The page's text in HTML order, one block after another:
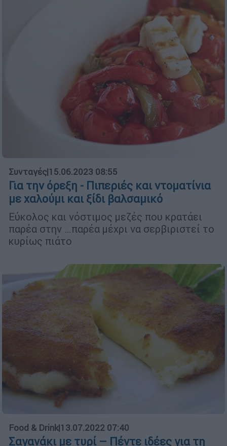
Συνταγές|15.06.2023 08:55
Για την όρεξη - Πιπεριές και ντοματίνια
με χαλούμι και ξίδι βαλσαμικό
Εύκολος και νόστιμος μεζές που κρατάει
παρέα στην …παρέα μέχρι να σερβιριστεί το
κυρίως πιάτο
Food & Drink|13.07.2022 07:40
Σαγανάκι με τυρί – Πέντε ιδέες για τη